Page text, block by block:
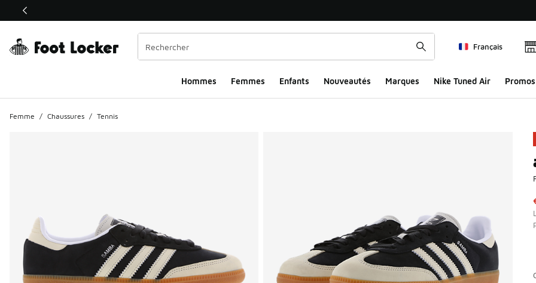
Ce lien ouvrira une nouvelle fenêtre
Français
Hommes​ Femmes Enfants Nouveautés Marques Nike Tuned Air Promos
Femme / Chaussures / Tennis